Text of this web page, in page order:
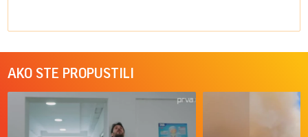
AKO STE PROPUSTILI